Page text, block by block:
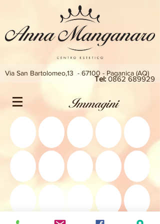
Via San Bartolomeo,13 - 67100 - Paganica (AQ)
Tel: 0862 689929
Immagini